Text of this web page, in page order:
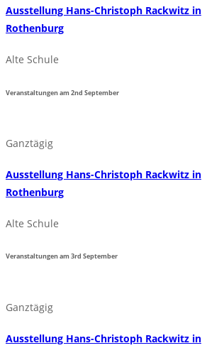
Ausstellung Hans-Christoph Rackwitz in
Rothenburg
Alte Schule
Veranstaltungen am2nd September
Ganztägig
Ausstellung Hans-Christoph Rackwitz in
Rothenburg
Alte Schule
Veranstaltungen am3rd September
Ganztägig
Ausstellung Hans-Christoph Rackwitz in